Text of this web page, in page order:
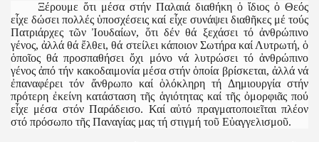
Ξέρουμε ὅτι μέσα στήν Παλαιά διαθήκη ὁ ἴδιος ὁ Θεός
εἶχε δώσει πολλές ὑποσχέσεις καί εἶχε συνάψει διαθῆκες μέ τούς
Πατριάρχες τῶν Ἰουδαίων, ὅτι δέν θά ξεχάσει τό ἀνθρώπινο
γένος, ἀλλά θά ἔλθει, θά στείλει κάποιον Σωτήρα καί Λυτρωτή, ὁ
ὁποῖος θά προσπαθήσει ὄχι μόνο νά λυτρώσει τό ἀνθρώπινο
γένος ἀπό τήν κακοδαιμονία μέσα στήν ὁποία βρίσκεται, ἀλλά νά
ἐπαναφέρει τόν ἄνθρωπο καί ὁλόκληρη τή Δημιουργία στήν
πρότερη ἐκείνη κατάσταση τῆς ἁγιότητας καί τῆς ὀμορφιᾶς πού
εἶχε μέσα στόν Παράδεισο. Καί αὐτό πραγματοποιεῖται πλέον
στό πρόσωπο τῆς Παναγίας μας τή στιγμή τοῦ Εὐαγγελισμοῦ.